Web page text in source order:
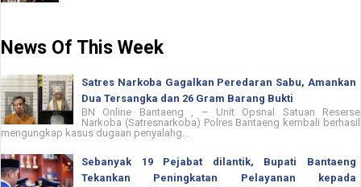
News Of This Week
Satres Narkoba Gagalkan Peredaran Sabu, Amankan
Dua Tersangka dan 26 Gram Barang Bukti
BN Online Bantaeng , – Unit Opsnal Satuan Reserse
Narkoba (Satresnarkoba) Polres Bantaeng kembali berhasil
mengungkap kasus dugaan penyalahg...
Sebanyak 19 Pejabat dilantik, Bupati Bantaeng
Tekankan Peningkatan Pelayanan kepada